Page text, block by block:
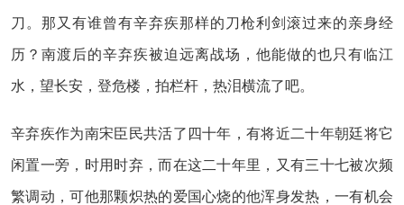
刀。那又有谁曾有辛弃疾那样的刀枪利剑滚过来的亲身经
历？南渡后的辛弃疾被迫远离战场，他能做的也只有临江
水，望长安，登危楼，拍栏杆，热泪横流了吧。
辛弃疾作为南宋臣民共活了四十年，有将近二十年朝廷将它
闲置一旁，时用时弃，而在这二十年里，又有三十七被次频
繁调动，可他那颗炽热的爱国心烧的他浑身发热，一有机会